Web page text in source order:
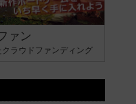
ァン
ラウドファンディング